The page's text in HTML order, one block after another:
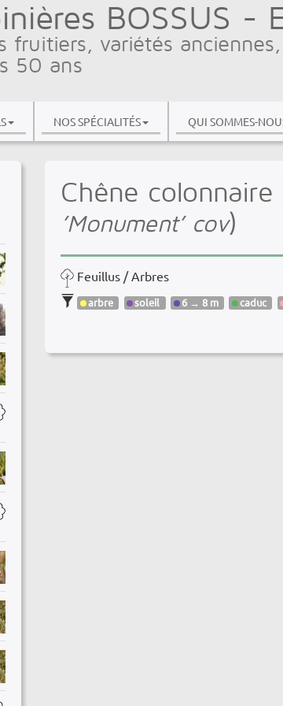
BOSSUS -
fruitiers, variétés
50 ans
NOS SPÉCIALITÉS QUI SOMMES-
Chêne
’Monument’ cov)
Feuillus / Arbres
arbre soleil 6 → 8 m caduc